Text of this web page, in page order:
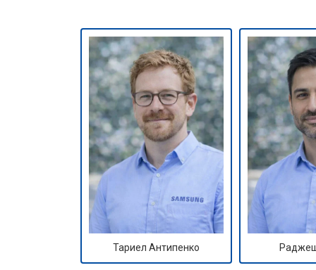
Тариел Антипенко